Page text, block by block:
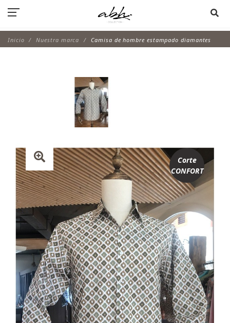
Inicio Nuestra marca Camisa de hombre estampado diamantes
Corte
CONFORT